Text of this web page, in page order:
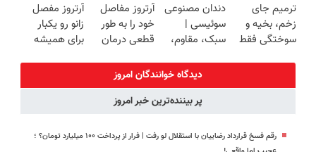
خرید40%تخفیف
برگردون
(40%off)
همین‌جاست!
برگردون(40%off)
ترمیم جای
زخم، بخیه و
سوختگی فقط
دندان مصنوعی
سوئیسی |
سبک، مقاوم،
رایگان+پرداخت
اقساطی😍
آرتروز مفاصل
خود را به طور
قطعی درمان
◗پرسش‌نامه◖
آرتروز مفصل
زانو رو یکبار
برای همیشه
دیدگاه خوانندگان امروز
پر بیننده‌ترین خبر امروز
رقم فسخ قرارداد رضاییان با استقلال لو رفت | فرار از پرداخت ۱۰۰ میلیارد تومان؟ ؛